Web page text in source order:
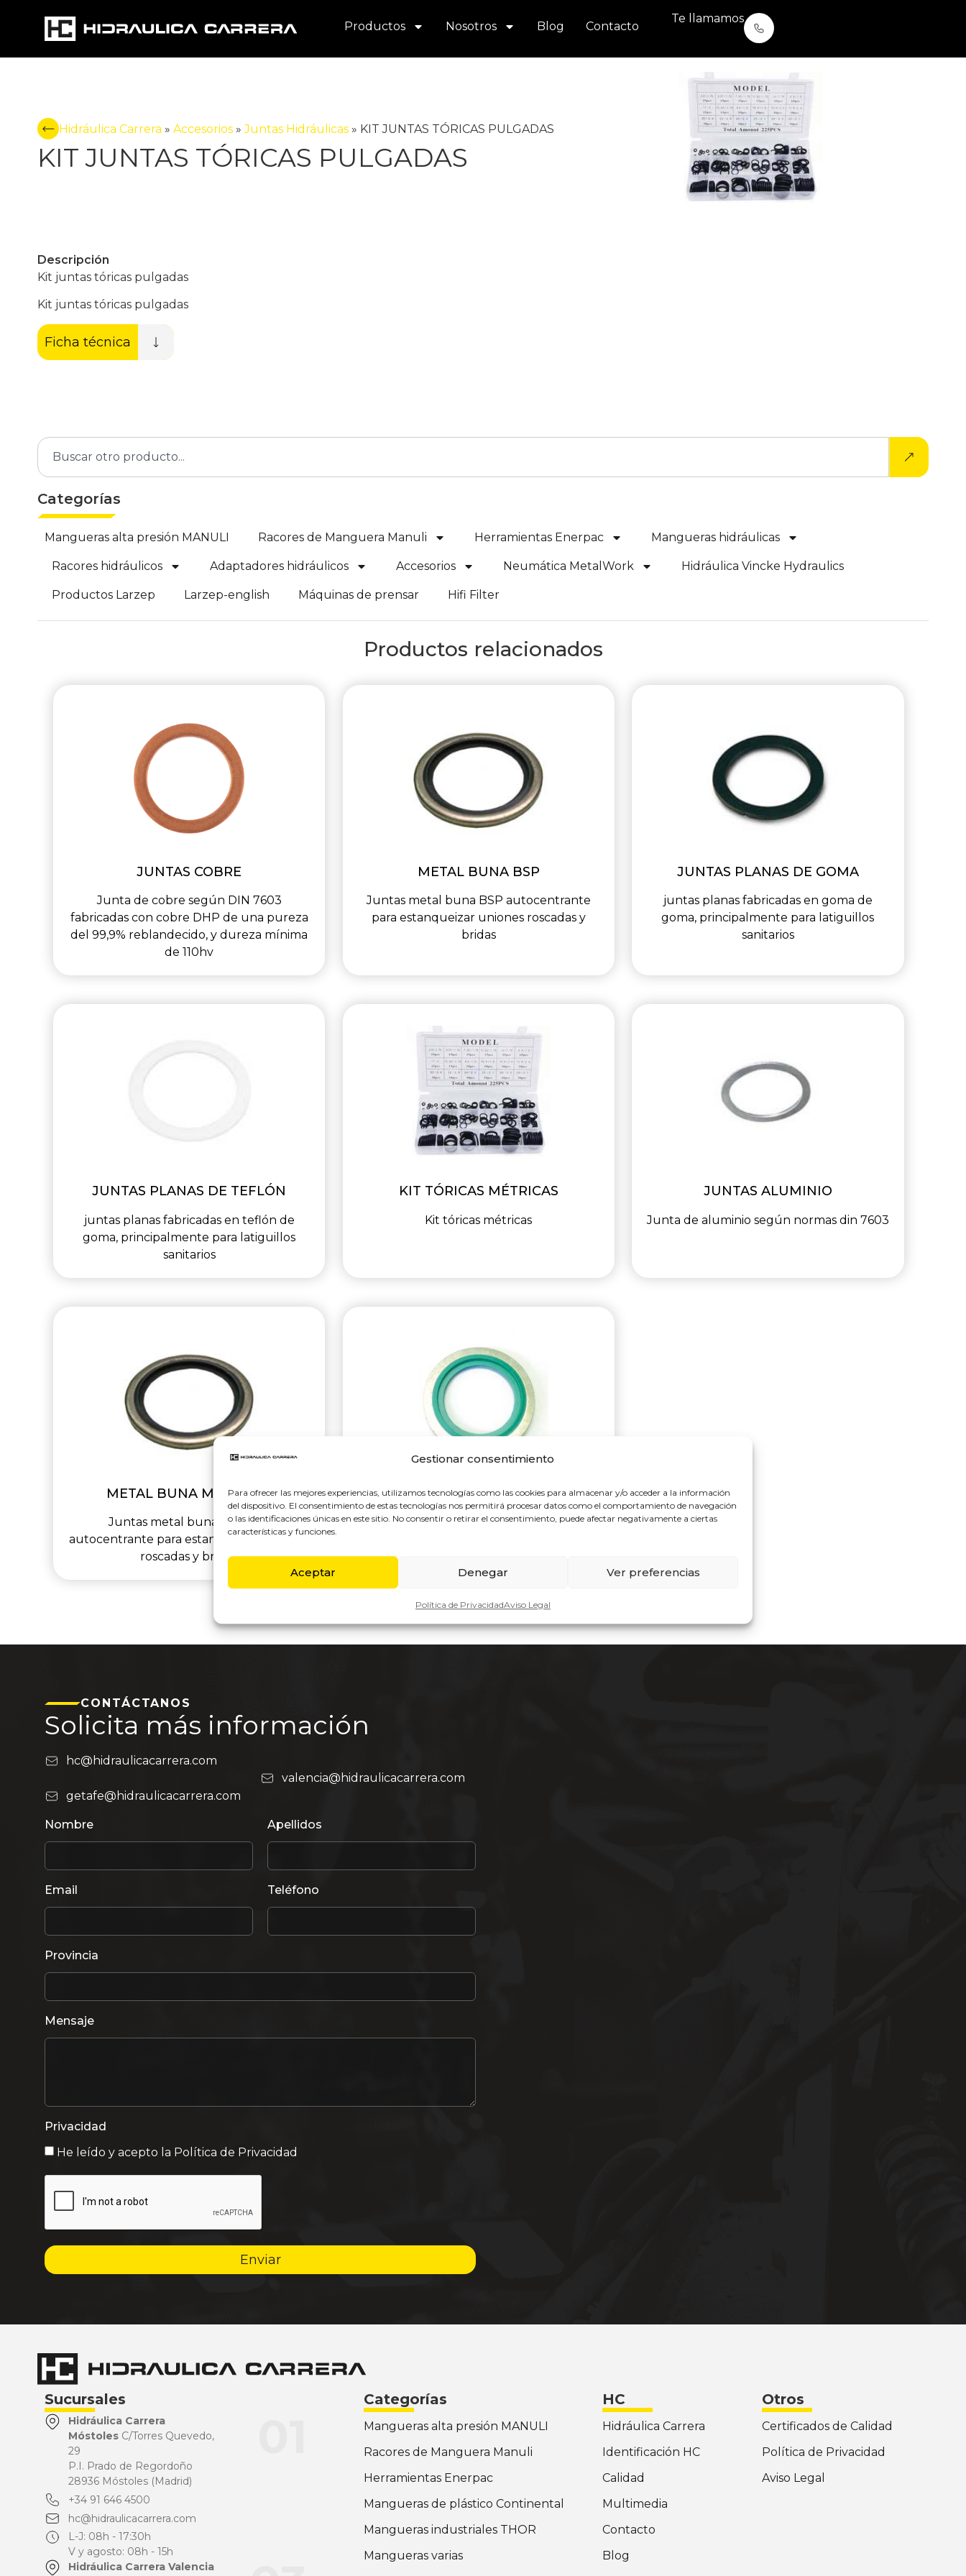
Gestionar consentimiento
Para ofrecer las mejores experiencias, utilizamos tecnologías como las cookies para almacenar y/o acceder a la información
del dispositivo. El consentimiento de estas tecnologías nos permitirá procesar datos como el comportamiento de navegación
o las identificaciones únicas en este sitio. No consentir o retirar el consentimiento, puede afectar negativamente a ciertas
características y funciones.
Aceptar Denegar Ver preferencias
Política de PrivacidadAviso Legal
Productos Nosotros Blog Contacto
Te llamamos
Hidráulica Carrera » Accesorios »Juntas Hidráulicas » KIT JUNTAS TÓRICAS PULGADAS
KIT JUNTAS TÓRICAS PULGADAS
Descripción
Kit juntas tóricas pulgadas
Kit juntas tóricas pulgadas
Ficha técnica
Categorías
Mangueras alta presión MANULI Racores de Manguera Manuli Herramientas Enerpac Mangueras hidráulicas
Racores hidráulicos Adaptadores hidráulicos Accesorios Neumática MetalWork Hidráulica Vincke Hydraulics
Productos Larzep Larzep-english Máquinas de prensar Hifi Filter
Productos relacionados
JUNTAS COBRE
Junta de cobre según DIN 7603
fabricadas con cobre DHP de una pureza
del 99,9% reblandecido, y dureza mínima
de 110hv
METAL BUNA BSP
Juntas metal buna BSP autocentrante
para estanqueizar uniones roscadas y
bridas
JUNTAS PLANAS DE GOMA
juntas planas fabricadas en goma de
goma, principalmente para latiguillos
sanitarios
JUNTAS PLANAS DE TEFLÓN
juntas planas fabricadas en teflón de
goma, principalmente para latiguillos
sanitarios
KIT TÓRICAS MÉTRICAS
Kit tóricas métricas
JUNTAS ALUMINIO
Junta de aluminio según normas din 7603
METAL BUNA MÉTRICAS
Juntas metal buna métricas
autocentrante para estanqueizar uniones
roscadas y bridas.
INOX VITÓN
Juntas metal buna métricas
CONTÁCTANOS
Solicita más información
hc@hidraulicacarrera.com
valencia@hidraulicacarrera.com
getafe@hidraulicacarrera.com
Nombre Apellidos
Email Teléfono
Provincia
Mensaje
Privacidad
He leído y acepto la Política de Privacidad
Enviar
Sucursales
Hidráulica Carrera
MóstolesC/Torres Quevedo,
29
P.I. Prado de Regordoño
28936 Móstoles (Madrid)
+34 91 646 4500
hc@hidraulicacarrera.com
L-J: 08h - 17:30h
V y agosto: 08h - 15h
Hidráulica Carrera Valencia
Categorías
Mangueras alta presión MANULI
Racores de Manguera Manuli
Herramientas Enerpac
Mangueras de plástico Continental
Mangueras industriales THOR
Mangueras varias
HC
Hidráulica Carrera
Identificación HC
Calidad
Multimedia
Contacto
Blog
Otros
Certificados de Calidad
Política de Privacidad
Aviso Legal